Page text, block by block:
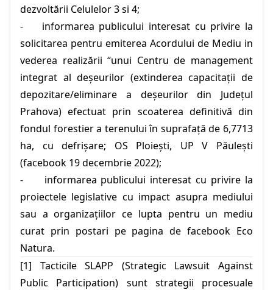
dezvoltării Celulelor 3 si 4;
- informarea publicului interesat cu privire la
solicitarea pentru emiterea Acordului de Mediu in
vederea realizării “unui Centru de management
integrat al deșeurilor (extinderea capacitații de
depozitare/eliminare a deșeurilor din Județul
Prahova) efectuat prin scoaterea definitivă din
fondul forestier a terenului în suprafață de 6,7713
ha, cu defrișare; OS Ploiești, UP V Păulești
(facebook 19 decembrie 2022);
- informarea publicului interesat cu privire la
proiectele legislative cu impact asupra mediului
sau a organizațiilor ce lupta pentru un mediu
curat prin postari pe pagina de facebook Eco
Natura.
[1]
Tacticile SLAPP (Strategic Lawsuit Against
Public Participation) sunt strategii procesuale